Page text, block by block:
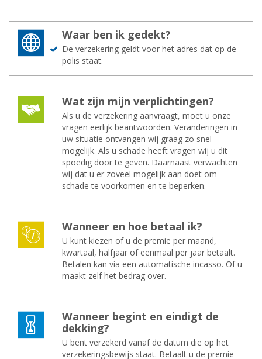
Waar ben ik ge­dekt?
De verzekering geldt voor het adres dat op de
polis staat.
Wat zijn mijn ver­plich­tin­gen?
Als u de verzekering aanvraagt, moet u onze
vragen eerlijk beantwoorden. Veranderingen in
uw situatie ontvangen wij graag zo snel
mogelijk. Als u schade heeft vragen wij u dit
spoedig door te geven. Daarnaast verwachten
wij dat u er zoveel mogelijk aan doet om
schade te voorkomen en te beperken.
Wan­neer en hoe be­taal ik?
U kunt kiezen of u de premie per maand,
kwartaal, halfjaar of eenmaal per jaar betaalt.
Betalen kan via een automatische incasso. Of u
maakt zelf het bedrag over.
Wan­neer be­gint en ein­digt de
dek­king?
U bent verzekerd vanaf de datum die op het
verzekeringsbewijs staat. Betaalt u de premie